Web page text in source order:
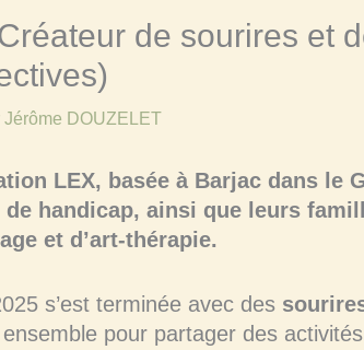
de sourires et
Jérôme DOUZELET
LEX, basée à Barjac dans le
handicap, ainsi que leurs
et d’art-thérapie.
s’est terminée avec des
pour partager des